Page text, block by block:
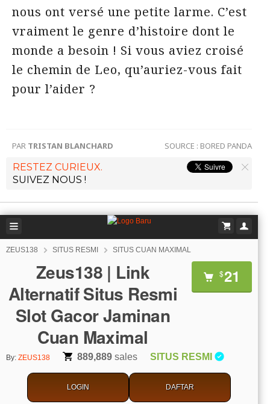
nous ont versé une petite larme. C’est
vraiment le genre d’histoire dont le
monde a besoin ! Si vous aviez croisé
le chemin de Leo, qu’auriez-vous fait
pour l’aider ?
SOURCE : BORED PANDA
PAR TRISTAN BLANCHARD
RESTEZ CURIEUX.
SUIVEZ NOUS !
ZEUS138 SITUS RESMI SITUS CUAN MAXIMAL
Zeus138 | Link
Alternatif Situs Resmi
Slot Gacor Jaminan
Cuan Maximal
$21
By: ZEUS138 889,889 sales SITUS RESMI
LOGIN DAFTAR